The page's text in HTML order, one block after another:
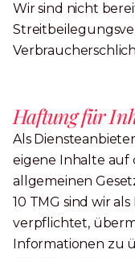
Wir sind nicht
Haftung für
Als
eigene Inhalte auf
allgemeinen
10 TMG sind wir
verpflichtet,
Informationen zu